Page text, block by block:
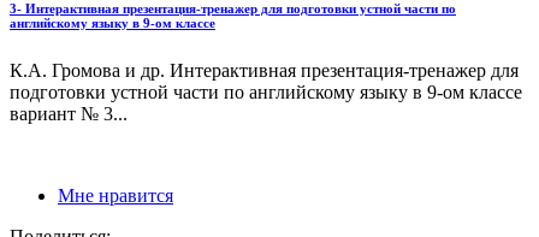
3- Интерактивная презентация-тренажер для подготовки устной части по
английскому языку в 9-ом классе
К.А. Громова и др. Интерактивная презентация-тренажер для
подготовки устной части по английскому языку в 9-ом классе
вариант № 3...
Мне нравится